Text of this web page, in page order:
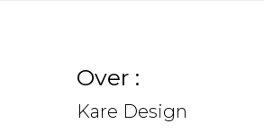
Over :
Kare Design